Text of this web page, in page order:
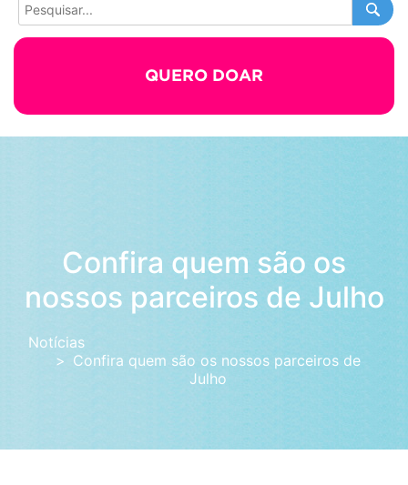
QUERO DOAR
Confira quem são os
nossos parceiros de Julho
Notícias
Confira quem são os nossos parceiros de
Julho